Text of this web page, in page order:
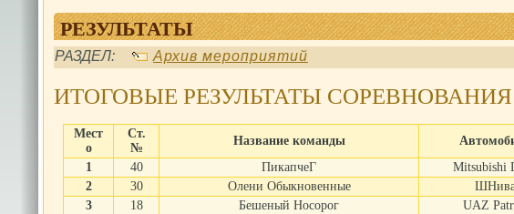
РЕЗУЛЬТАТЫ
РАЗДЕЛ: Архив мероприятий
ИТОГОВЫЕ РЕЗУЛЬТАТЫ СОРЕВНОВАНИЯ
Мест
о
Ст.
№
Название команды
1
40 ПикапчеГ Mitsubishi
2
30 Олени Обыкновенные
3
18 Бешеный Носорог UAZ